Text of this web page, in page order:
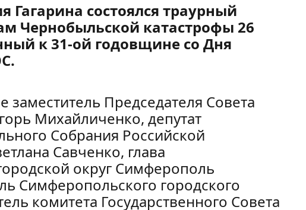
состоялся траурный
Чернобыльской катастрофы 26
к 31-ой годовщине со Дня
Председателя Совета
Михайличенко, депутат
Собрания Российской
Савченко, глава
округ Симферополь
Симферопольского городского
комитета Государственного Совета